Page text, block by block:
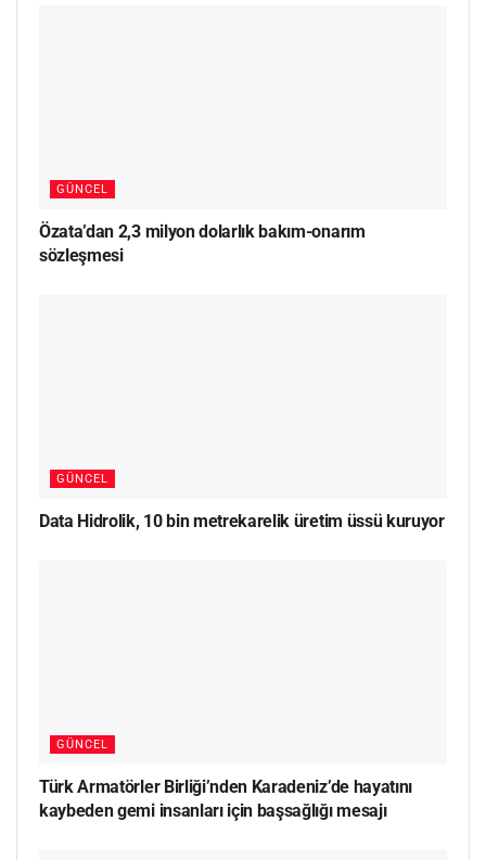
GÜNCEL
Özata’dan 2,3 milyon dolarlık bakım-onarım
sözleşmesi
GÜNCEL
Data Hidrolik, 10 bin metrekarelik üretim üssü kuruyor
GÜNCEL
Türk Armatörler Birliği’nden Karadeniz’de hayatını
kaybeden gemi insanları için başsağlığı mesajı